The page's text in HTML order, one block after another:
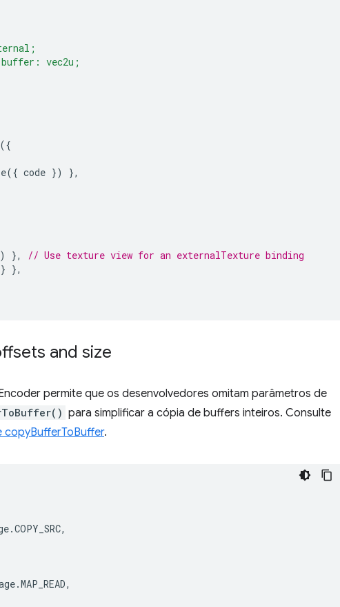
buffer: vec2u;
({
({ code })
},
},
// Use texture view for an externalTexture binding
} },
and size
permite que os desenvolvedores omitam parâmetros de
para simplificar a cópia de buffers inteiros. Consulte
copyBufferToBuffer.
.COPY_SRC,
.MAP_READ,